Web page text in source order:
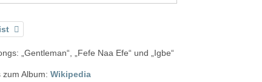
„Gentleman“, „Fefe Naa Efe“ und „Igbe“
zum Album: Wikipedia